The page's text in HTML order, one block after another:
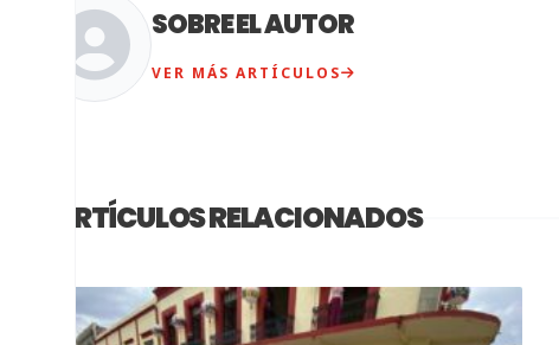
SOBRE EL AUTOR
VER MÁS ARTÍCULOS
ARTÍCULOS RELACIONADOS